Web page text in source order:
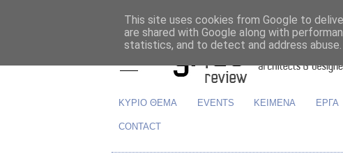
ΚΥΡΙΟ ΘΕΜΑ EVENTS ΚΕΙΜΕΝΑ ΕΡΓΑ
CONTACT
This site uses cookies from Google to
are shared with Google along with
statistics, and to detect and address abuse.